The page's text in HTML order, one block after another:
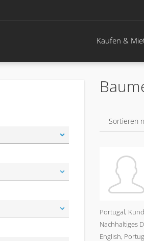
Kaufen &
Sortieren
Portugal
Nachhaltiges
English,